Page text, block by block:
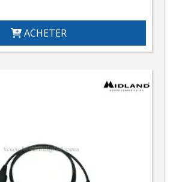
ACHETER